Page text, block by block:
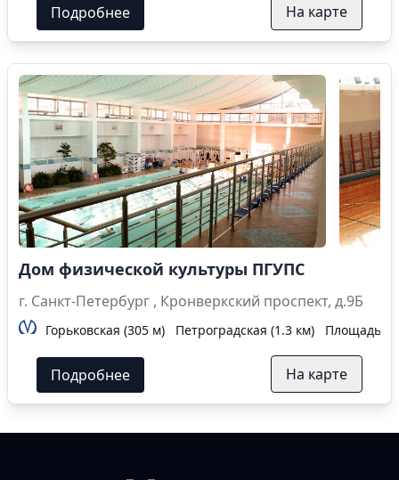
Подробнее На карте
Дом физической культуры ПГУПС
г. Санкт-Петербург , Кронверкский проспект, д.9Б
Горьковская (305 м) Петроградская (1.3 км) Площадь
Подробнее На карте